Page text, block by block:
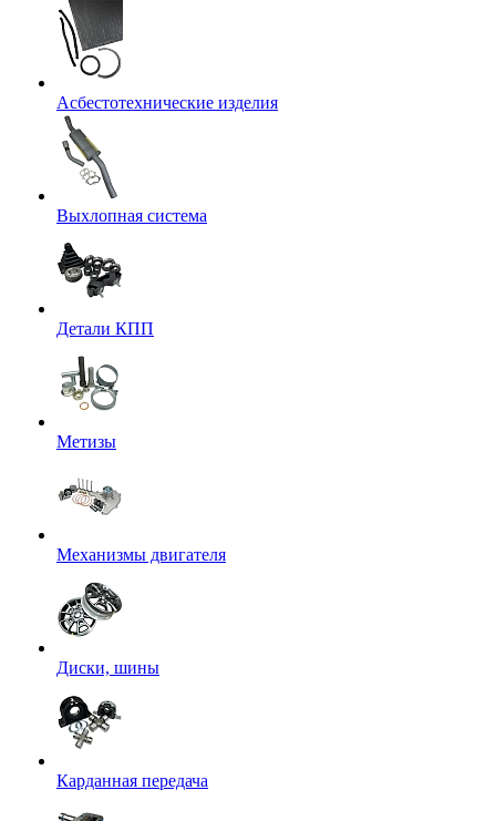
Асбестотехнические изделия
Выхлопная система
Детали КПП
Метизы
Механизмы двигателя
Диски, шины
Карданная передача